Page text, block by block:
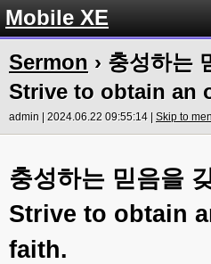
Mobile XE
Sermon › 충성하는
Strive to obtain an
admin | 2024.06.22 09:55:14 | Skip to
충성하는 믿음을
Strive to obtain
faith.